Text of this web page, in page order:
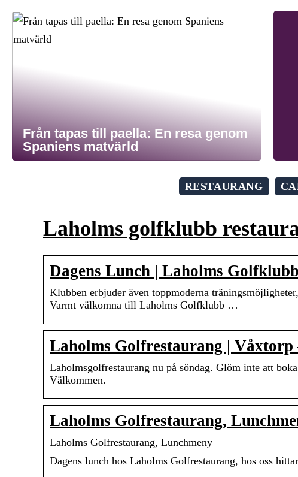
Från tapas till paella: En resa genom
Spaniens matvärld
RESTAURANG
Laholms golfklubb
Dagens Lunch | Laholms Golfklubb
Klubben erbjuder även toppmoderna
Varmt välkomna till Laholms Golfklubb …
Laholms Golfrestaurang | Våxtorp
Laholmsgolfrestaurang nu på söndag. Glöm inte att
Välkommen.
Laholms Golfrestaurang,
Laholms Golfrestaurang, Lunchmeny
Dagens lunch hos Laholms Golfrestaurang, hos oss